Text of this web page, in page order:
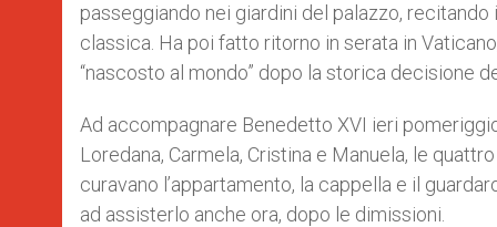
passeggiando nei giardini del palazzo,
classica. Ha poi fatto ritorno in serata in
“nascosto al mondo” dopo la storica decisione
Ad accompagnare Benedetto XVI ieri
Loredana, Carmela, Cristina e Manuela, le
curavano l’appartamento, la cappella e il
ad assisterlo anche ora, dopo le dimissioni.